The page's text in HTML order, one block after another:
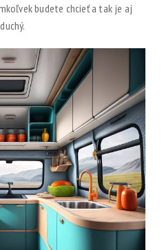
budete chcieť a tak je aj